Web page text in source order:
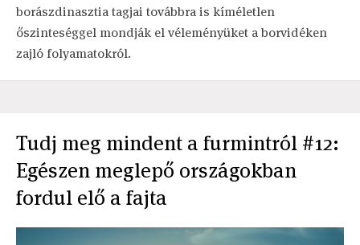
borászdinasztia tagjai továbbra is kíméletlen
őszinteséggel mondják el véleményüket a borvidéken
zajló folyamatokról.
Tudj meg mindent a furmintról #12:
Egészen meglepő országokban
fordul elő a fajta